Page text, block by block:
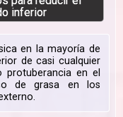
inferior
en la mayoría de
de casi cualquier
en el
de grasa en los